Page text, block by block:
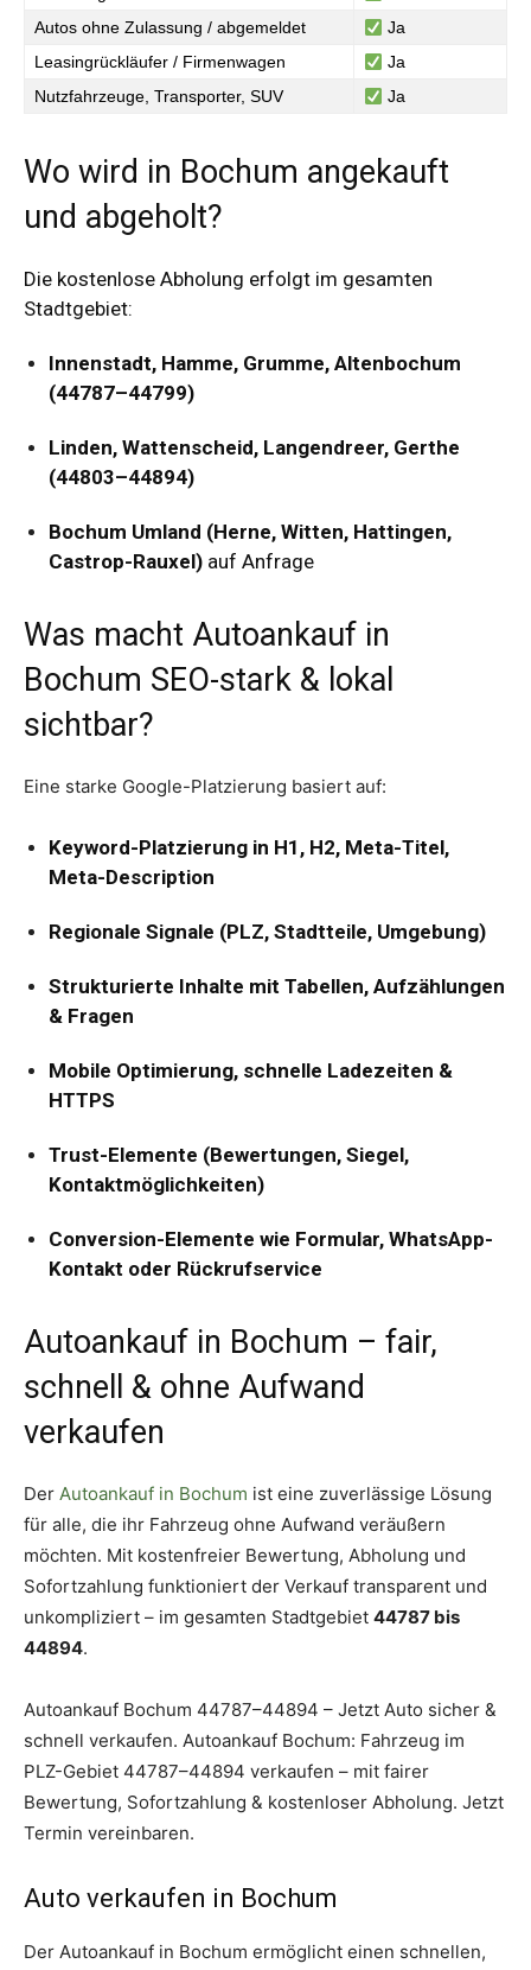
Autos ohne Zulassung / abgemeldet
Ja
Leasingrückläufer / Firmenwagen
Ja
Nutzfahrzeuge, Transporter, SUV
Ja
Wo wird in Bochum angekauft
und abgeholt?
Die kostenlose Abholung erfolgt im gesamten
Stadtgebiet:
Innenstadt, Hamme, Grumme, Altenbochum
(44787–44799)
Linden, Wattenscheid, Langendreer, Gerthe
(44803–44894)
Bochum Umland (Herne, Witten, Hattingen,
Castrop-Rauxel) auf Anfrage
Was macht Autoankauf in
Bochum SEO-stark & lokal
sichtbar?
Eine starke Google-Platzierung basiert auf:
Keyword-Platzierung in H1, H2, Meta-Titel,
Meta-Description
Regionale Signale (PLZ, Stadtteile, Umgebung)
Strukturierte Inhalte mit Tabellen, Aufzählungen
& Fragen
Mobile Optimierung, schnelle Ladezeiten &
HTTPS
Trust-Elemente (Bewertungen, Siegel,
Kontaktmöglichkeiten)
Conversion-Elemente wie Formular, WhatsApp-
Kontakt oder Rückrufservice
Autoankauf in Bochum – fair,
schnell & ohne Aufwand
verkaufen
Der Autoankauf in Bochum ist eine zuverlässige Lösung
für alle, die ihr Fahrzeug ohne Aufwand veräußern
möchten. Mit kostenfreier Bewertung, Abholung und
Sofortzahlung funktioniert der Verkauf transparent und
unkompliziert – im gesamten Stadtgebiet 44787 bis
44894.
Autoankauf Bochum 44787–44894 – Jetzt Auto sicher &
schnell verkaufen. Autoankauf Bochum: Fahrzeug im
PLZ-Gebiet 44787–44894 verkaufen – mit fairer
Bewertung, Sofortzahlung & kostenloser Abholung. Jetzt
Termin vereinbaren.
Auto verkaufen in Bochum
Der Autoankauf in Bochum ermöglicht einen schnellen,